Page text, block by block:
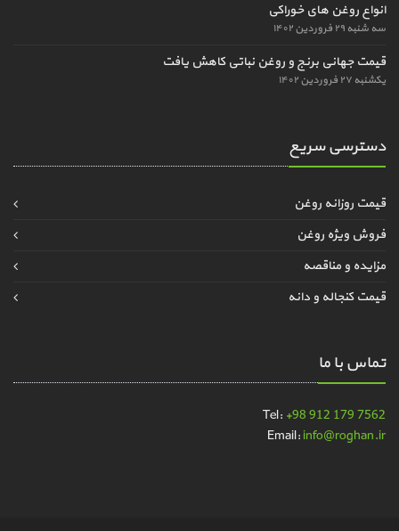
انواع روغن های خوراکی
سه شنبه ۲۹ فروردین ۱۴۰۲
قیمت جهانی برنج و روغن نباتی کاهش یافت
یکشنبه ۲۷ فروردین ۱۴۰۲
دسترسی سریع
قیمت روزانه روغن
فروش ویژه روغن
مزایده و مناقصه
قیمت کنجاله و دانه
تماس با ما
Tel: +98 912 179 7562
Email:info@roghan.ir